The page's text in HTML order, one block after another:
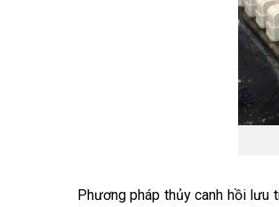
Phương pháp thủy canh hồi lưu